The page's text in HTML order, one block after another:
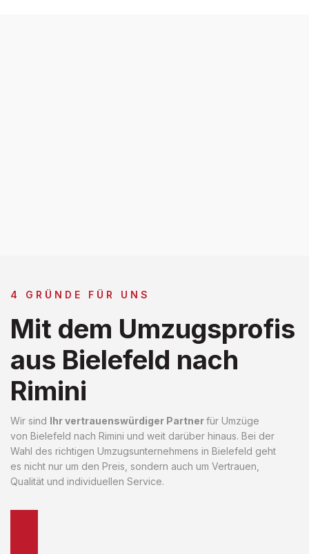
4 GRÜNDE FÜR UNS
Mit dem Umzugsprofis
aus Bielefeld nach
Rimini
Wir sind Ihr vertrauenswürdiger Partnerfür Umzüge
von Bielefeld nach Rimini und weit darüber hinaus. Bei der
Wahl des richtigen Umzugsunternehmens in Bielefeld geht
es nicht nur um den Preis, sondern auch um Vertrauen,
Qualität und individuellen Service.